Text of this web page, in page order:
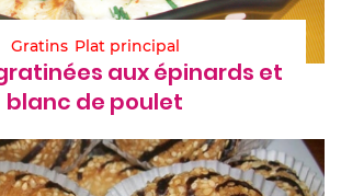
Gratins Plat principal
aux épinards et
blanc de poulet